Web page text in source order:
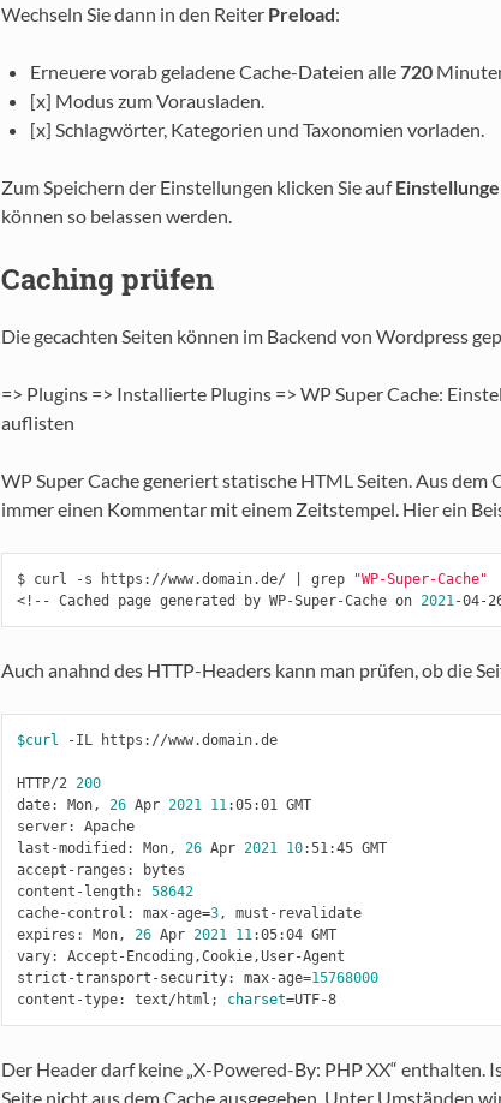
Wechseln Sie dann in den Reiter Preload:
Erneuere vorab geladene Cache-Dateien alle720
[x] Modus zum Vorausladen.
[x] Schlagwörter, Kategorien und Taxonomien vorladen.
Zum Speichern der Einstellungen klicken Sie auf
können so belassen werden.
Caching prüfen
Die gecachten Seiten können im Backend von Wordpress
=> Plugins => Installierte Plugins => WP Super Cache:
auflisten
WP Super Cache generiert statische HTML Seiten. Aus dem
immer einen Kommentar mit einem Zeitstempel. Hier ein
$ curl -s https://www.domain.de/ grep
"WP-Super-Cache"
<!-- Cached page generated by WP-Super-Cache on 2021 -04-
Auch anahnd des HTTP-Headers kann man prüfen, ob die
$curl -IL https://www.domain.de
HTTP/2 200
date: Mon, 26 Apr 2021 11 :05:01 GMT
server: Apache
last-modified: Mon, 26 Apr 2021 10:51:45 GMT
accept-ranges: bytes
content-length: 58642
cache-control: max-age=3, must-revalidate
expires: Mon, 26 Apr 2021 11 :05:04 GMT
vary: Accept-Encoding,Cookie,User-Agent
strict-transport-security: max-age=15768000
content-type: text/html ; charset= UTF-8
Der Header darf keine „X-Powered-By: PHP XX“ enthalten.
Seite nicht aus dem Cache ausgegeben. Unter Umständen